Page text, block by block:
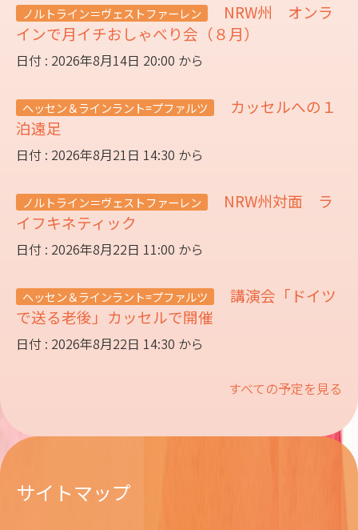
ノルトライン＝ヴェストファーレン
NRW州 オンラ
インで月イチおしゃべり会（８月）
日付 : 2026年8月14日 20:00 から
ヘッセン＆ラインラント=プファルツ
カッセルへの１
泊遠足
日付 : 2026年8月21日 14:30 から
ノルトライン＝ヴェストファーレン
NRW州対面 ラ
イフキネティック
日付 : 2026年8月22日 11:00 から
ヘッセン＆ラインラント=プファルツ
講演会「ドイツ
で送る老後」カッセルで開催
日付 : 2026年8月22日 14:30 から
すべての予定を見る
サイトマップ